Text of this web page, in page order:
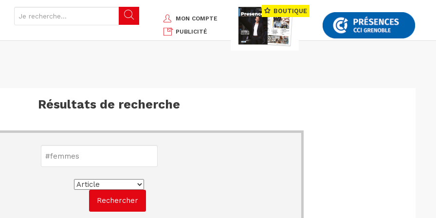
MON COMPTE
PUBLICITÉ
BOUTIQUE
Résultats de recherche